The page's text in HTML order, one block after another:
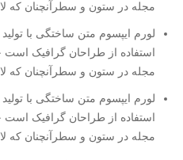
مجله در ستون و سطرآنچنان که
لورم ایپسوم متن ساختگی با
استفاده از طراحان گرافیک است
مجله در ستون و سطرآنچنان که
لورم ایپسوم متن ساختگی با
استفاده از طراحان گرافیک است
مجله در ستون و سطرآنچنان که